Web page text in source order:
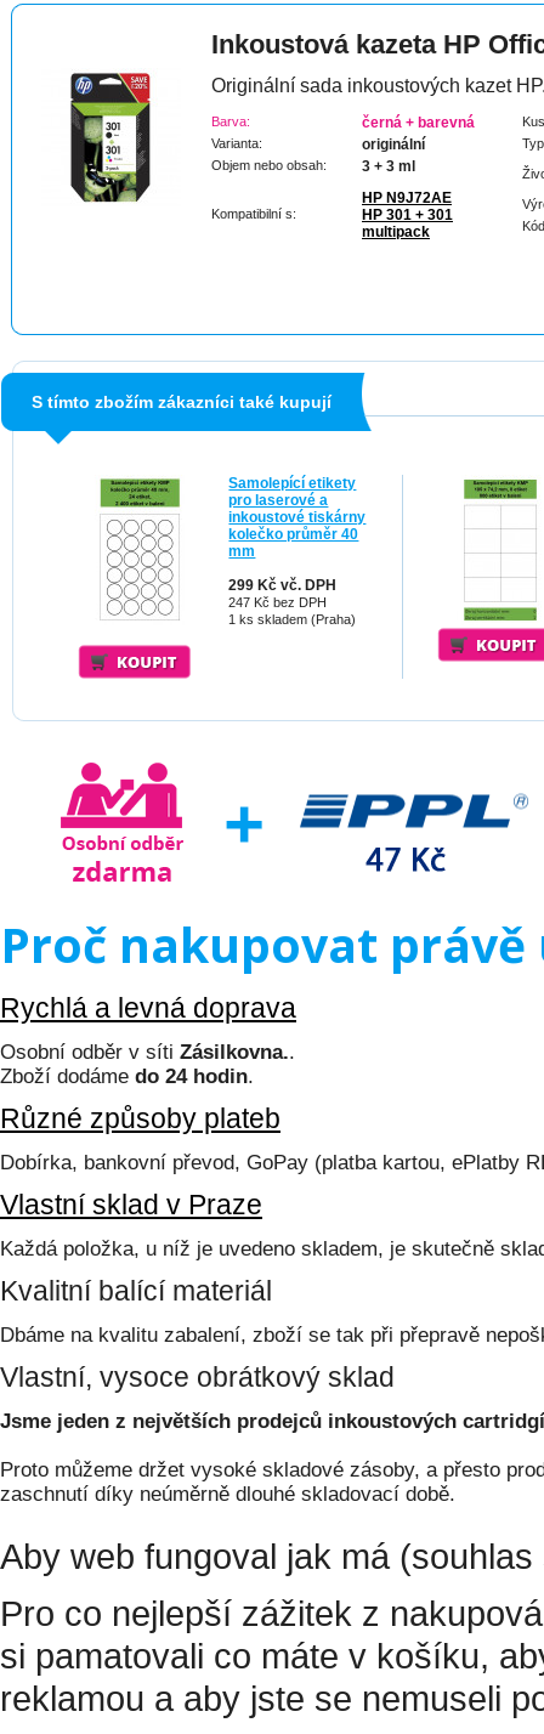
Inkoustová kazeta HP
Originální sada inkoustových kazet
Barva: černá + barevná
Varianta: originální
Objem nebo obsah: 3 + 3 ml
Kompatibilní s:
HP N9J72AE
HP 301 + 301
multipack
S tímto zbožím zákazníci také kupují
Samolepící etikety
pro laserové a
inkoustové tiskárny
kolečko průměr 40
mm
299 Kč vč. DPH
247 Kč bez DPH
1 ks skladem (Praha)
Proč nakupovat právě
Rychlá a levná doprava
Osobní odběr v síti Zásilkovna..
Zboží dodáme do 24 hodin.
Různé způsoby plateb
Dobírka, bankovní převod, GoPay (platba kartou, ePlatby
Vlastní sklad v Praze
Každá položka, u níž je uvedeno skladem, je skutečně
Kvalitní balící materiál
Dbáme na kvalitu zabalení, zboží se tak při přepravě
Vlastní, vysoce obrátkový sklad
Jsme jeden z největších prodejců inkoustových
Proto můžeme držet vysoké skladové zásoby, a přesto
zaschnutí díky neúměrně dlouhé skladovací době.
Aby web fungoval jak má
Pro co nejlepší zážitek z
si pamatovali co máte v košíku,
reklamou a aby jste se nemuseli